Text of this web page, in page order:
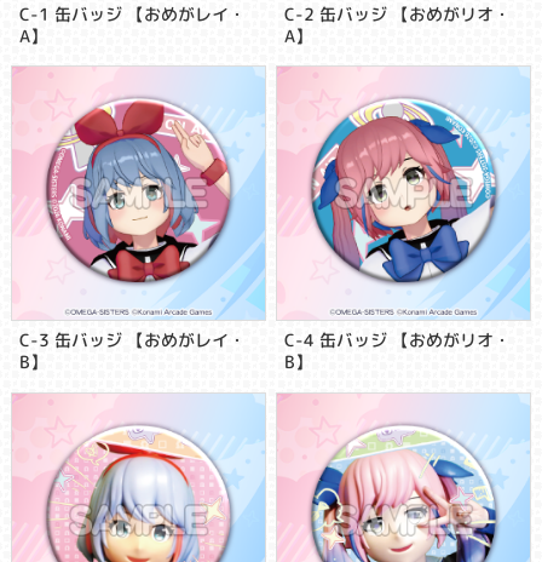
C-1 缶バッジ 【おめがレイ・
A】
C-2 缶バッジ 【おめがリオ・
A】
C-3 缶バッジ 【おめがレイ・
B】
C-4 缶バッジ 【おめがリオ・
B】